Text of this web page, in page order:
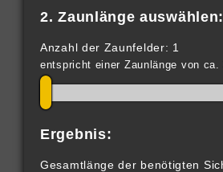
2. Zaunlänge auswählen:
Anzahl der Zaunfelder: 1
entspricht einer Zaunlänge von ca.
Ergebnis:
Gesamtlänge der benötigten